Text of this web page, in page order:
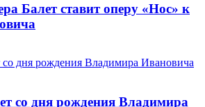
Балет ставит оперу «Нос» к
со дня рождения Владимира